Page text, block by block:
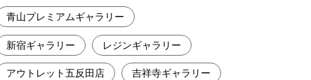
青山プレミアムギャラリー
新宿ギャラリー レジンギャラリー
アウトレット五反田店 吉祥寺ギャラリー